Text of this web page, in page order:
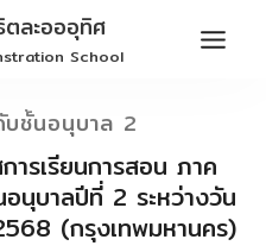
ตละอออุทิศ
School
บชั้นอนุบาล 2
ารเรียนการสอน ภาค
นุบาลปีที่ 2 ระหว่างวัน
(กรุงเทพมหานคร)